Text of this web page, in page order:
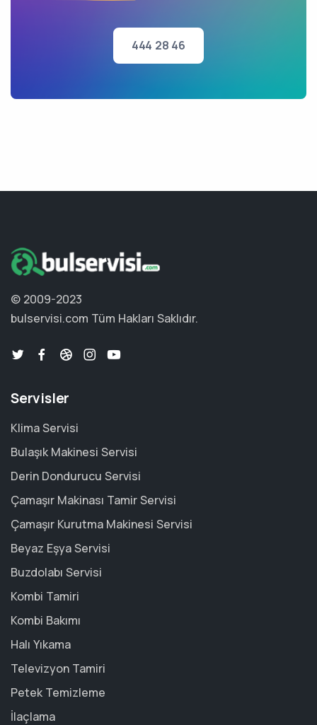
444 28 46
© 2009-2023
bulservisi.com Tüm Hakları Saklıdır.
Servisler
Klima Servisi
Bulaşık Makinesi Servisi
Derin Dondurucu Servisi
Çamaşır Makinası Tamir Servisi
Çamaşır Kurutma Makinesi Servisi
Beyaz Eşya Servisi
Buzdolabı Servisi
Kombi Tamiri
Kombi Bakımı
Halı Yıkama
Televizyon Tamiri
Petek Temizleme
İlaçlama